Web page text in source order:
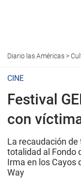
Diario las Américas>
CINE
Festival
con
La recaudación
totalidad al Fondo
Irma en los Cayos
Way